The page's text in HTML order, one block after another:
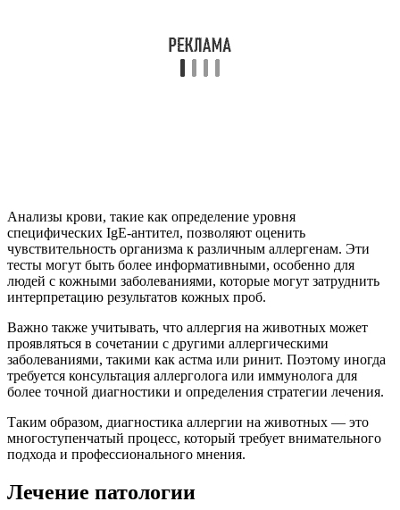
Анализы крови, такие как определение уровня
специфических IgE-антител, позволяют оценить
чувствительность организма к различным аллергенам. Эти
тесты могут быть более информативными, особенно для
людей с кожными заболеваниями, которые могут затруднить
интерпретацию результатов кожных проб.
Важно также учитывать, что аллергия на животных может
проявляться в сочетании с другими аллергическими
заболеваниями, такими как астма или ринит. Поэтому иногда
требуется консультация аллерголога или иммунолога для
более точной диагностики и определения стратегии лечения.
Таким образом, диагностика аллергии на животных — это
многоступенчатый процесс, который требует внимательного
подхода и профессионального мнения.
Лечение патологии